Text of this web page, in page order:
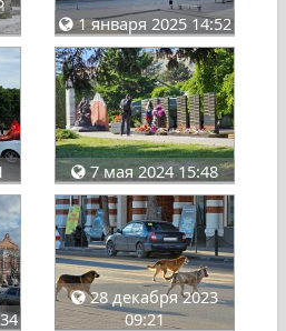
1 января 2025 14:52
7 мая 2024 15:48
28 декабря 2023
09:21